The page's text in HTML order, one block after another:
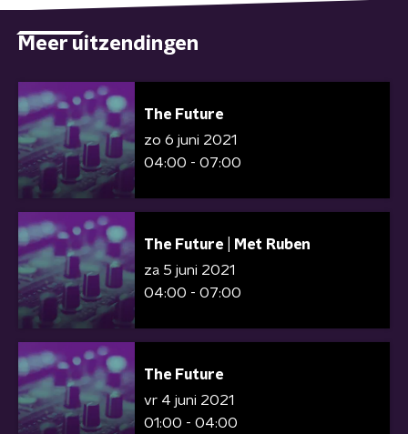
Meer uitzendingen
The Future
zo 6 juni 2021
04:00 - 07:00
The Future | Met Ruben
za 5 juni 2021
04:00 - 07:00
The Future
vr 4 juni 2021
01:00 - 04:00